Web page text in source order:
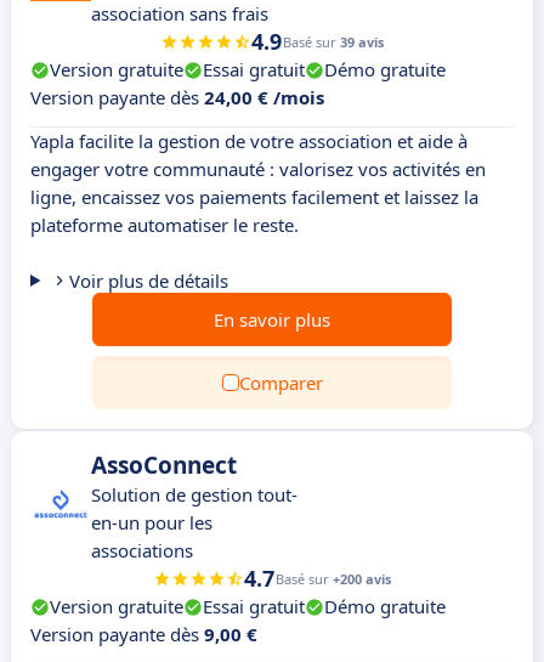
association sans frais
4.9Basé sur 39 avis
Version gratuite Essai gratuit
Démo gratuite
Version payante dès 24,00 € /mois
Yapla facilite la gestion de votre association et aide à
engager votre communauté : valorisez vos activités en
ligne, encaissez vos paiements facilement et laissez la
plateforme automatiser le reste.
Voir plus de détails
En savoir plus
Comparer
AssoConnect
Solution de gestion tout-
en-un pour les
associations
4.7Basé sur +200 avis
Version gratuite Essai gratuit
Démo gratuite
Version payante dès 9,00 €